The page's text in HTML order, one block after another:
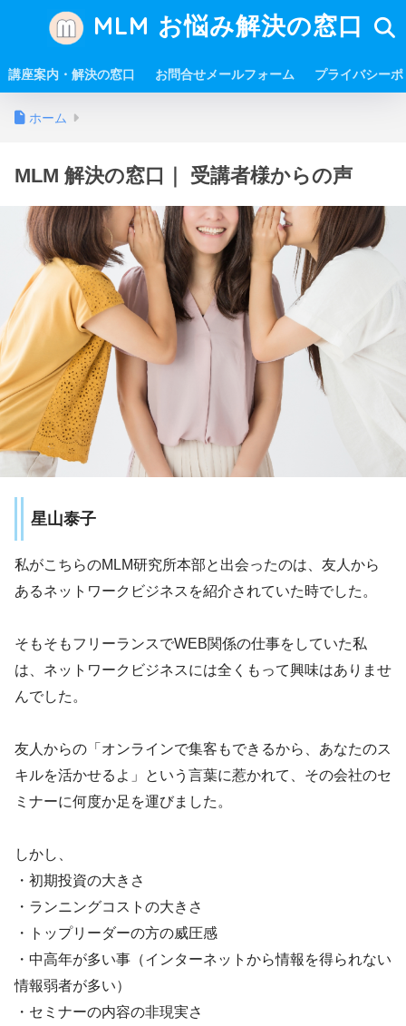
MLM お悩み解決の窓口
講座案内・解決の窓口 お問合せメールフォーム プライバシー
ホーム
MLM 解決の窓口｜ 受講者様からの声
星山泰子
私がこちらのMLM研究所本部と出会ったのは、友人から
あるネットワークビジネスを紹介されていた時でした。
そもそもフリーランスでWEB関係の仕事をしていた私
は、ネットワークビジネスには全くもって興味はありませ
んでした。
友人からの「オンラインで集客もできるから、あなたのス
キルを活かせるよ」という言葉に惹かれて、その会社のセ
ミナーに何度か足を運びました。
しかし、
・初期投資の大きさ
・ランニングコストの大きさ
・トップリーダーの方の威圧感
・中高年が多い事（インターネットから情報を得られない
情報弱者が多い）
・セミナーの内容の非現実さ